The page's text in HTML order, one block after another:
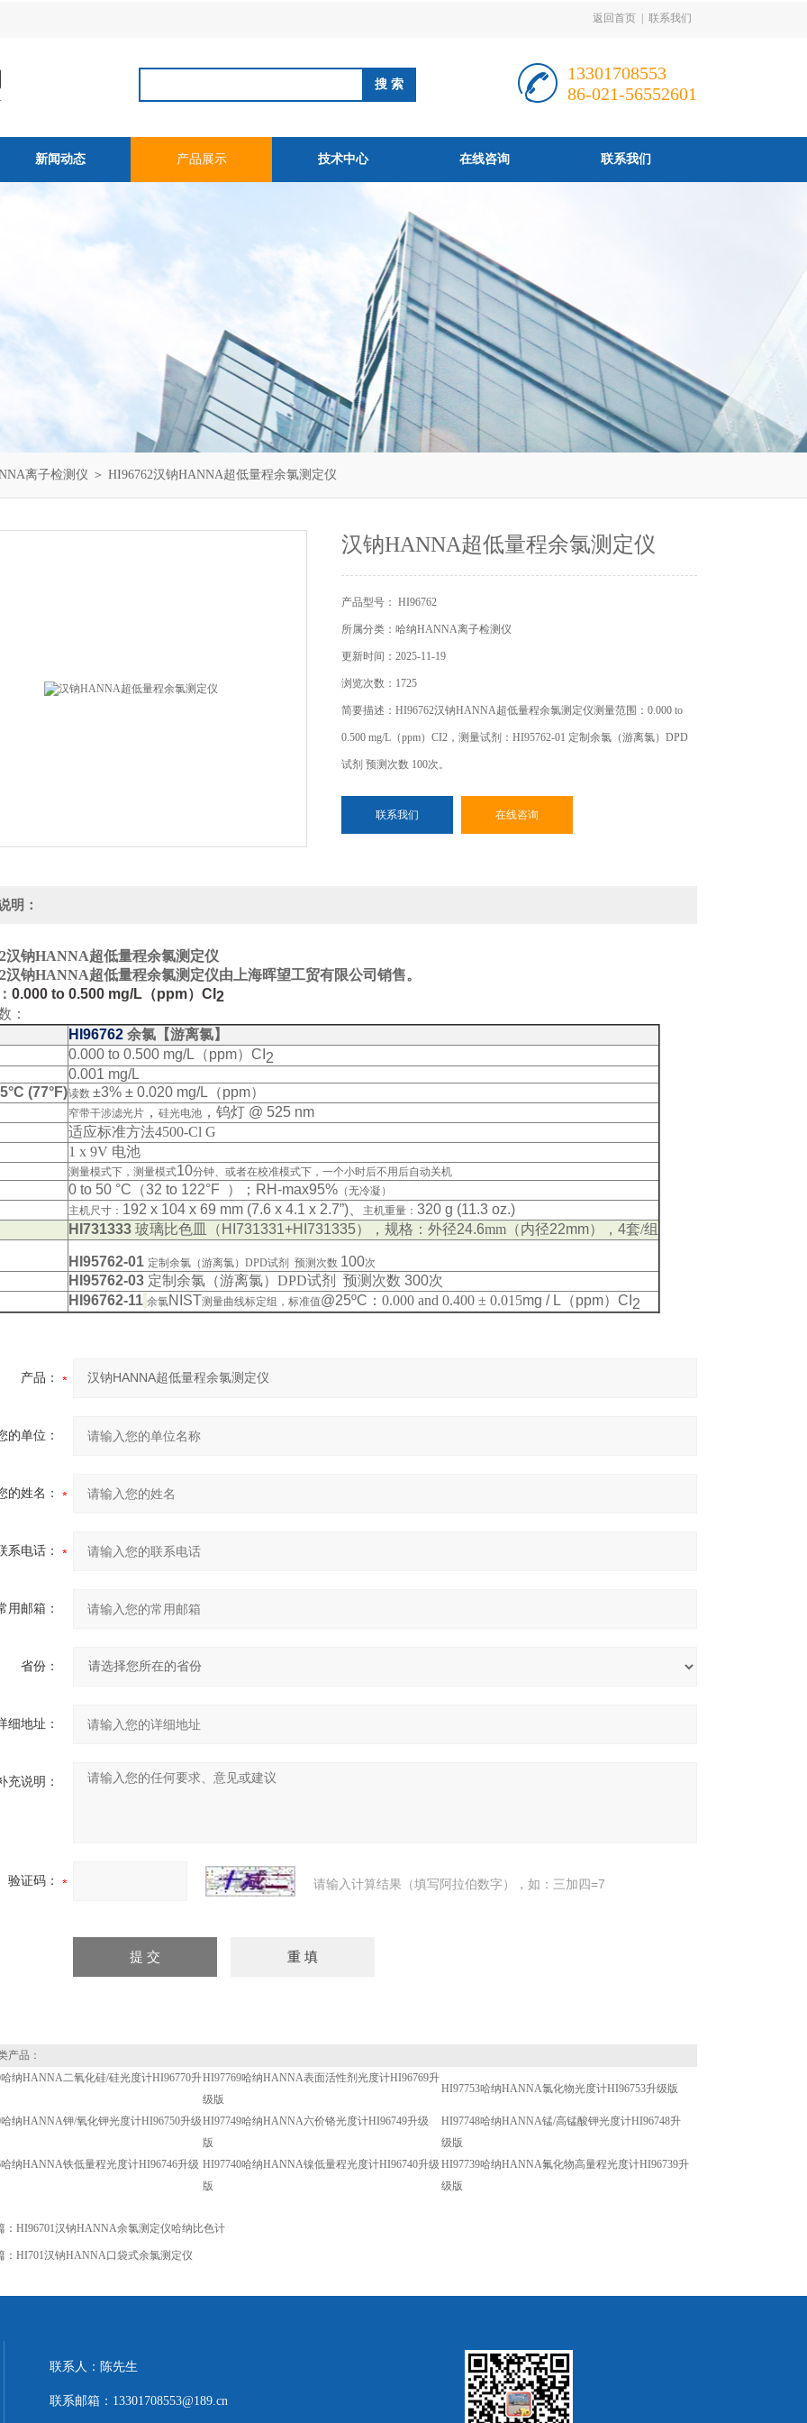
返回首页 联系我们
13301708553
86-021-56552601
新闻动态 产品展示 技术中心 在线咨询 联系我们
离子检测仪 ＞ HI96762汉钠HANNA超低量程余氯测定仪
汉钠HANNA超低量程余氯测定仪
产品型号： HI96762
所属分类：哈纳HANNA离子检测仪
更新时间：2025-11-19
浏览次数：1725
简要描述：HI96762汉钠HANNA超低量程余氯测定仪测量范围：0.000 to
0.500 mg/L（ppm）CI2，测量试剂：HI95762-01 定制余氯（游离氯）DPD
试剂 预测次数 100次。
联系我们 在线咨询
明：
汉钠HANNA超低量程余氯测定仪
汉钠HANNA超低量程余氯测定仪由上海晖望工贸有限公司销售。
： 0.000 to 0.500 mg/L（ppm）CI 2
：
HI96762 余氯【游离氯】
0.000 to 0.500 mg/L（ppm）CI 2
0.001 mg/L
(77°F)读数 ±3% ± 0.020 mg/L（ppm）
窄带干涉滤光片 ， 硅光电池 ，钨灯 @ 525 nm
适应标准方法4500-Cl G
1 x 9V 电池
测量模式下，测量模式10分钟、或者在校准模式下，一个小时后不用后自动关机
0 to 50 °C（32 to 122°F ）；RH-max95% （无冷凝）
主机尺寸： 192 x 104 x 69 mm (7.6 x 4.1 x 2.7”)、 主机重量： 320 g (11.3 oz.)
HI731333 玻璃比色皿 （HI731331+HI731335） ，规格：外径24.6mm（内径22mm）， 4套/组
HI95762-01 定制余氯（游离氯）DPD试剂 预测次数 100次
HI95762-03 定制余氯（游离氯）DPD试剂 预测次数 300次
HI96762-11 余氯NIST测量曲线标定组，标准值@25ºC： 0.000 and 0.400 ± 0.015mg / L（ppm）CI 2
产品：
的单位：
的姓名：
系电话：
用邮箱：
省份：
细地址：
充说明：
验证码： 请输入计算结果（填写阿拉伯数字），如：三加四=7
产品：
哈纳HANNA二氧化硅/硅光度计HI96770升HI97769哈纳HANNA表面活性剂光度计HI96769升
级版
HI97753哈纳HANNA氯化物光度计HI96753升级版
纳HANNA钾/氧化钾光度计HI96750升级HI97749哈纳HANNA六价铬光度计HI96749升级
版
HI97748哈纳HANNA锰/高锰酸钾光度计HI96748升
级版
纳HANNA铁低量程光度计HI96746升级 HI97740哈纳HANNA镍低量程光度计HI96740升级
版
HI97739哈纳HANNA氟化物高量程光度计HI96739升
级版
： HI96701汉钠HANNA余氯测定仪哈纳比色计
： HI701汉钠HANNA口袋式余氯测定仪
联系人：陈先生
联系邮箱：13301708553@189.cn